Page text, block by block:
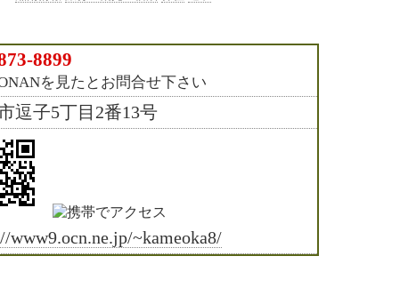
8899
を見たとお問合せ下さい
逗子5丁目2番13号
www9.ocn.ne.jp/~kameoka8/